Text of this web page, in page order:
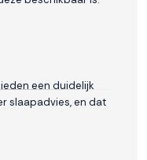
een duidelijk
slaapadvies, en dat